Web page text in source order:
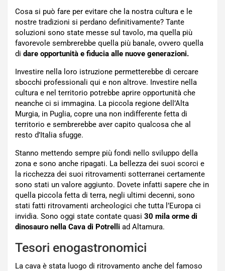
Cosa si può fare per evitare che la nostra cultura e le
nostre tradizioni si perdano definitivamente? Tante
soluzioni sono state messe sul tavolo, ma quella più
favorevole sembrerebbe quella più banale, ovvero quella
di dare opportunità e fiducia alle nuove generazioni.
Investire nella loro istruzione permetterebbe di cercare
sbocchi professionali qui e non altrove. Investire nella
cultura e nel territorio potrebbe aprire opportunità che
neanche ci si immagina. La piccola regione dell’Alta
Murgia, in Puglia, copre una non indifferente fetta di
territorio e sembrerebbe aver capito qualcosa che al
resto d’Italia sfugge.
Stanno mettendo sempre più fondi nello sviluppo della
zona e sono anche ripagati. La bellezza dei suoi scorci e
la ricchezza dei suoi ritrovamenti sotterranei certamente
sono stati un valore aggiunto. Dovete infatti sapere che in
quella piccola fetta di terra, negli ultimi decenni, sono
stati fatti ritrovamenti archeologici che tutta l’Europa ci
invidia. Sono oggi state contate quasi 30 mila orme di
dinosauro nella Cava di Potrelli ad Altamura.
Tesori enogastronomici
La cava è stata luogo di ritrovamento anche del famoso